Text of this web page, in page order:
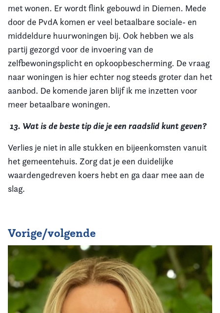
met wonen. Er wordt flink gebouwd in Diemen. Mede
door de PvdA komen er veel betaalbare sociale- en
middeldure huurwoningen bij. Ook hebben we als
partij gezorgd voor de invoering van de
zelfbewoningsplicht en opkoopbescherming. De vraag
naar woningen is hier echter nog steeds groter dan het
aanbod. De komende jaren blijf ik me inzetten voor
meer betaalbare woningen.
13. Wat is de beste tip die je een raadslid kunt geven?
Verlies je niet in alle stukken en bijeenkomsten vanuit
het gemeentehuis. Zorg dat je een duidelijke
waardengedreven koers hebt en ga daar mee aan de
slag.
Vorige/volgende